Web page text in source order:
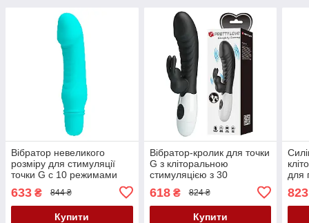
Вібратор невеликого
розміру для стимуляції
точки G c 10 режимами
Mint – насолода у
компактному форматі!
633 ₴ 844 ₴
Купити
Вібратор-кролик для точки
G з кліторальною
стимуляцією з 30
режимами вібрації Pretty
Love Naughty Black
618₴ 824 ₴
Купити
для